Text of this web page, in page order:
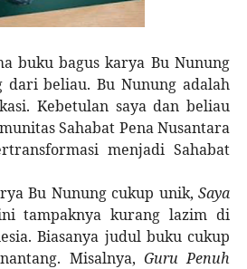
buku bagus karya Bu Nunung
dari beliau. Bu Nunung adalah
Kebetulan saya dan beliau
Sahabat Pena Nusantara
menjadi Sahabat
Bu Nunung cukup unik,Saya
tampaknya kurang lazim di
Biasanya judul buku cukup
Misalnya, Guru Penuh